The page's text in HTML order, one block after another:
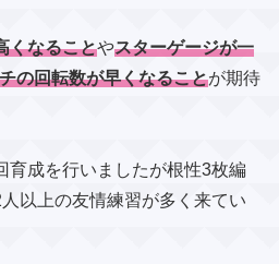
くなることやスターゲージが一
の回転数が早くなることが期待
育成を行いましたが根性3枚編
以上の友情練習が多く来てい